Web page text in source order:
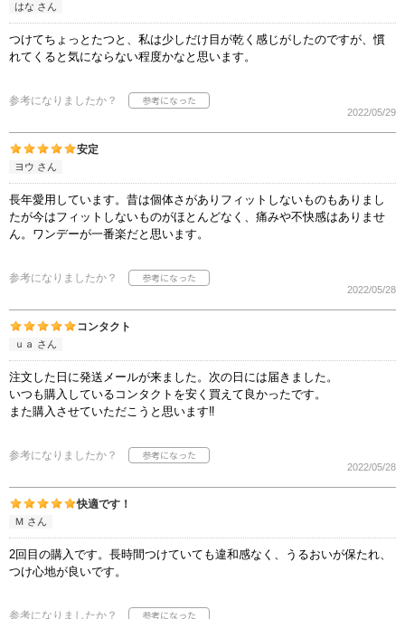
はな さん
つけてちょっとたつと、私は少しだけ目が乾く感じがしたのですが、慣
れてくると気にならない程度かなと思います。
参考になりましたか？
2022/05/29
安定
ヨウ さん
長年愛用しています。昔は個体さがありフィットしないものもありまし
たが今はフィットしないものがほとんどなく、痛みや不快感はありませ
ん。ワンデーが一番楽だと思います。
参考になりましたか？
2022/05/28
コンタクト
ｕａ さん
注文した日に発送メールが来ました。次の日には届きました。
いつも購入しているコンタクトを安く買えて良かったです。
また購入させていただこうと思います‼︎
参考になりましたか？
2022/05/28
快適です！
Ｍ さん
2回目の購入です。長時間つけていても違和感なく、うるおいが保たれ、
つけ心地が良いです。
参考になりましたか？